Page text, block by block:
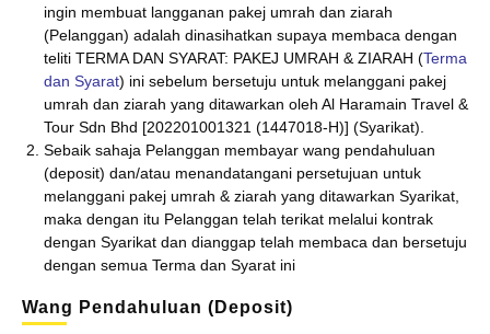
ingin membuat langganan pakej umrah dan ziarah
(Pelanggan) adalah dinasihatkan supaya membaca dengan
teliti TERMA DAN SYARAT: PAKEJ UMRAH & ZIARAH (Terma
dan Syarat) ini sebelum bersetuju untuk melanggani pakej
umrah dan ziarah yang ditawarkan oleh Al Haramain Travel &
Tour Sdn Bhd [202201001321 (1447018-H)] (Syarikat).
Sebaik sahaja Pelanggan membayar wang pendahuluan
(deposit) dan/atau menandatangani persetujuan untuk
melanggani pakej umrah & ziarah yang ditawarkan Syarikat,
maka dengan itu Pelanggan telah terikat melalui kontrak
dengan Syarikat dan dianggap telah membaca dan bersetuju
dengan semua Terma dan Syarat ini
Wang Pendahuluan (deposit)